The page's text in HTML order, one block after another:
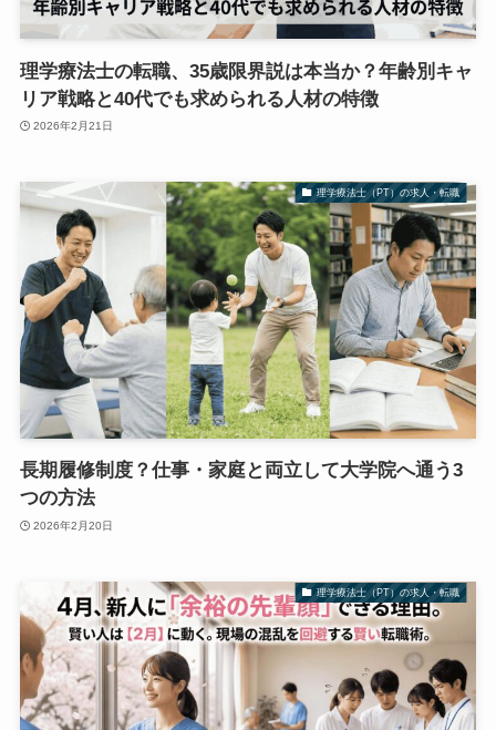
理学療法士の転職、35歳限界説は本当か？年齢別キャ
リア戦略と40代でも求められる人材の特徴
2026年2月21日
理学療法士（PT）の求人・転職
長期履修制度？仕事・家庭と両立して大学院へ通う3
つの方法
2026年2月20日
理学療法士（PT）の求人・転職